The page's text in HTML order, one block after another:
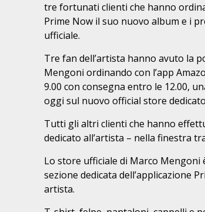
tre fortunati clienti che hanno
Prime Now il suo nuovo album e i
ufficiale.
Tre fan dell’artista hanno avuto la
Mengoni ordinando con l’app
9.00 con consegna entro le 12.00,
oggi sul nuovo official store
Tutti gli altri clienti che hanno
dedicato all’artista – nella finestra
Lo store ufficiale di Marco Mengoni
sezione dedicata dell’applicazione
artista.